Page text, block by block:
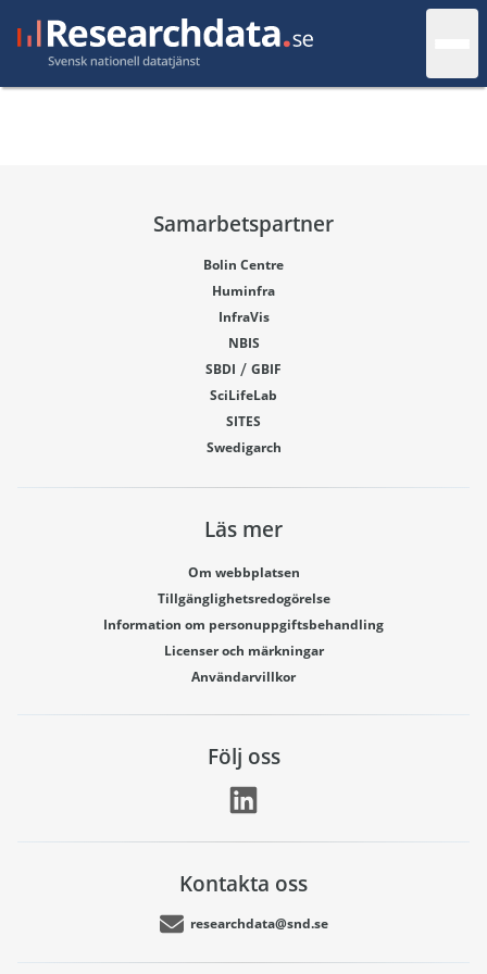
Samarbetspartner
Bolin Centre
Huminfra
InfraVis
NBIS
SBDI / GBIF
SciLifeLab
SITES
Swedigarch
Läs mer
Om webbplatsen
Tillgänglighetsredogörelse
Information om personuppgiftsbehandling
Licenser och märkningar
Användarvillkor
Följ oss
Kontakta oss
researchdata@snd.se